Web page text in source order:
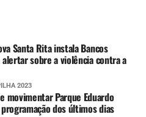
Santa Rita instala Bancos
alertar sobre a violência contra a
2023
movimentar Parque Eduardo
dos últimos dias